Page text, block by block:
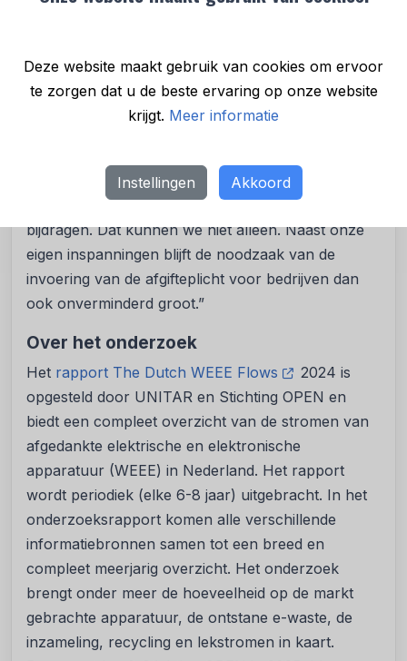
Deze website maakt gebruik van cookies om ervoor
te zorgen dat u de beste ervaring op onze website
krijgt. Meer informatie
Instellingen Akkoord
een hoger inzamelpercentage bereiken en dus op
de afspraken die wij gemaakt hebben met de
Inspectie voor Leefomgeving en Transport (ILT) en
het bijbehorende groeipad. Maar we zijn er nog
extra inzamelen. Deze studie helpt ons bij het
formuleren van doelgerichte acties die daaraan
bijdragen. Dat kunnen we niet alleen. Naast onze
eigen inspanningen blijft de noodzaak van de
invoering van de afgifteplicht voor bedrijven dan
ook onverminderd groot.”
Over het onderzoek
Het rapport The Dutch WEEE Flows
2024 is
opgesteld door UNITAR en Stichting OPEN en
biedt een compleet overzicht van de stromen van
afgedankte elektrische en elektronische
apparatuur (WEEE) in Nederland. Het rapport
wordt periodiek (elke 6-8 jaar) uitgebracht. In het
onderzoeksrapport komen alle verschillende
informatiebronnen samen tot een breed en
compleet meerjarig overzicht. Het onderzoek
brengt onder meer de hoeveelheid op de markt
gebrachte apparatuur, de ontstane e-waste, de
inzameling, recycling en lekstromen in kaart.